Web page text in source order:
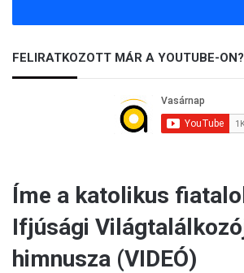
FELIRATKOZOTT MÁR A YOUTUBE-ON?